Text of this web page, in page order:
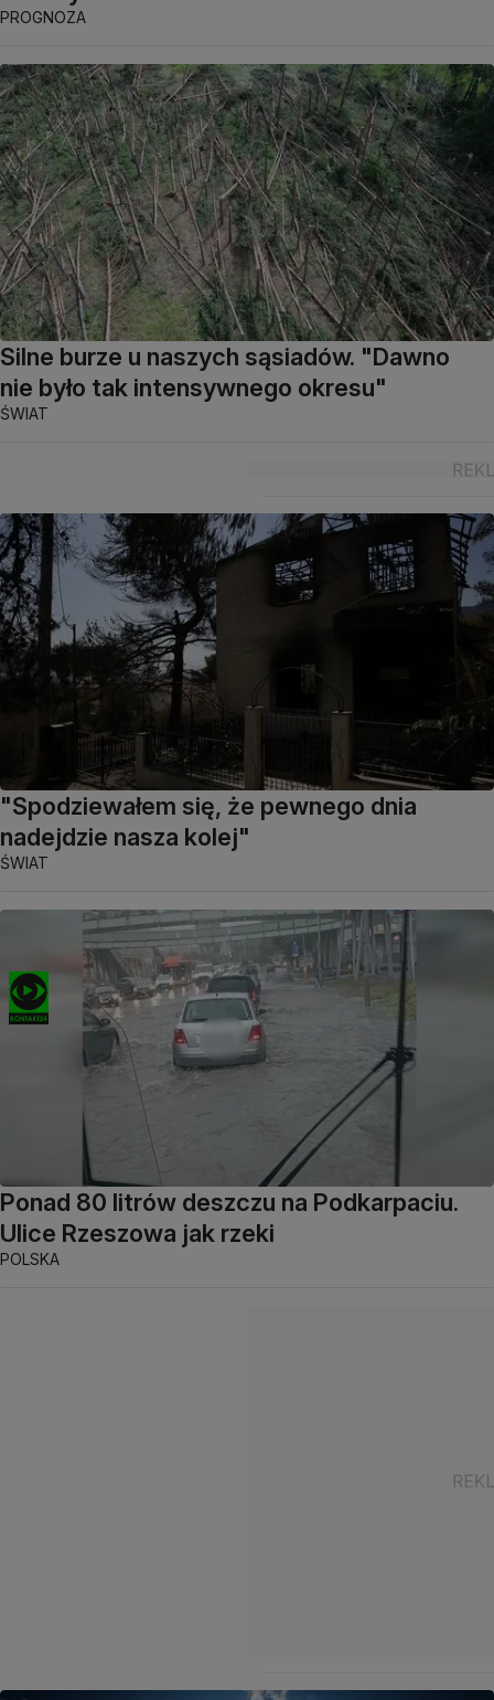
PROGNOZA
Silne burze u naszych sąsiadów. "Dawno
nie było tak intensywnego okresu"
ŚWIAT
"Spodziewałem się, że pewnego dnia
nadejdzie nasza kolej"
ŚWIAT
Ponad 80 litrów deszczu na Podkarpaciu.
Ulice Rzeszowa jak rzeki
POLSKA